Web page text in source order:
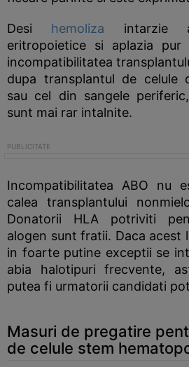
Desi hemoliza intarzie
eritropoietice si aplazia pur
incompatibilitatea
dupa transplantul de celule
sau cel din sangele
sunt mai rar intalnite.
Incompatibilitatea ABO nu
calea transplantului
Donatorii HLA potriviti
alogen sunt fratii. Daca acest
in foarte putine exceptii se
abia halotipuri frecvente,
putea fi urmatorii candidati
Masuri de pregatire
de celule stem